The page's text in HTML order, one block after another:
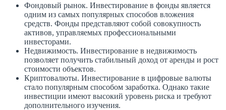
Фондовый рынок. Инвестирование в фонды является
одним из самых популярных способов вложения
средств. Фонды представляют собой совокупность
активов, управляемых профессиональными
инвесторами.
Недвижимость. Инвестирование в недвижимость
позволяет получить стабильный доход от аренды и рост
стоимости объектов.
Криптовалюты. Инвестирование в цифровые валюты
стало популярным способом заработка. Однако такие
инвестиции имеют высокий уровень риска и требуют
дополнительного изучения.